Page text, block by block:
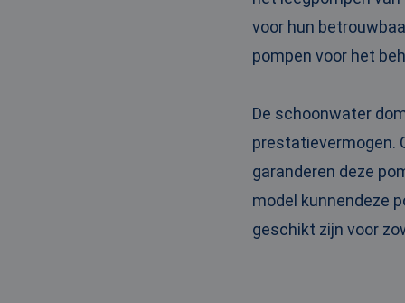
voor hun
pompen voor het
De schoonwater
prestatievermogen.
garanderen deze
model kunnendeze
geschikt zijn voor
PHPSESSID